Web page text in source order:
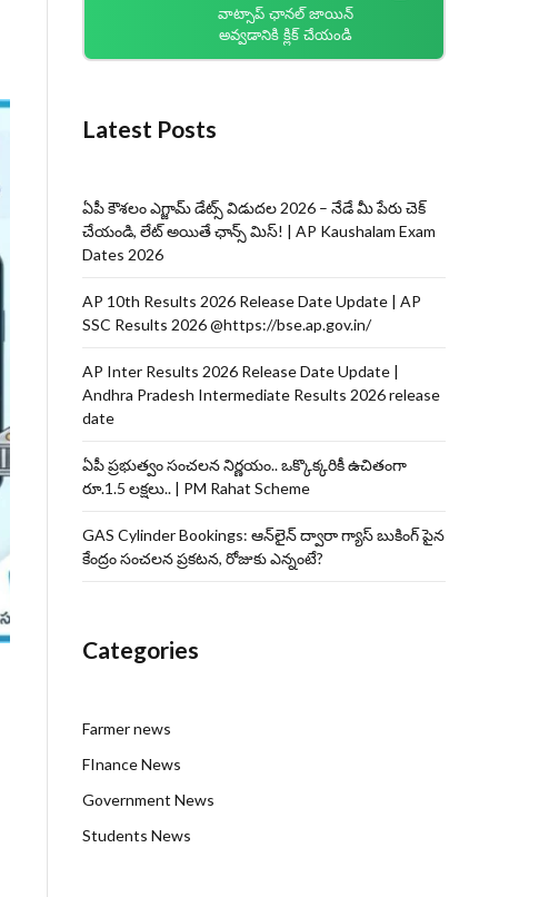
వాట్సాప్ ఛానల్ జాయిన్
అవ్వడానికి క్లిక్ చేయండి
Latest Posts
ఏపీ కౌశలం ఎగ్జామ్ డేట్స్ విడుదల 2026 – నేడే మీ పేరు చెక్
చేయండి, లేట్ అయితే ఛాన్స్ మిస్! | AP Kaushalam Exam
Dates 2026
AP 10th Results 2026 Release Date Update | AP
SSC Results 2026 @https://bse.ap.gov.in/
AP Inter Results 2026 Release Date Update |
Andhra Pradesh Intermediate Results 2026 release
date
ఏపీ ప్రభుత్వం సంచలన నిర్ణయం.. ఒక్కొక్కరికీ ఉచితంగా
రూ.1.5 లక్షలు.. | PM Rahat Scheme
GAS Cylinder Bookings: ఆన్‌లైన్‌ ద్వారా గ్యాస్ బుకింగ్ పైన
కేంద్రం సంచలన ప్రకటన, రోజుకు ఎన్నంటే?
Categories
Farmer news
FInance News
Government News
Students News